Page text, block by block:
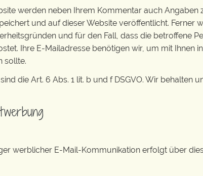
werden neben Ihrem Kommentar auch
und auf dieser Website veröffentlicht. Ferner
und für den Fall, dass die betroffene
Ihre E-Mailadresse benötigen wir, um mit Ihnen
sollte.
die Art. 6 Abs. 1 lit. b und f DSGVO. Wir behalten
werblicher E-Mail-Kommunikation erfolgt über